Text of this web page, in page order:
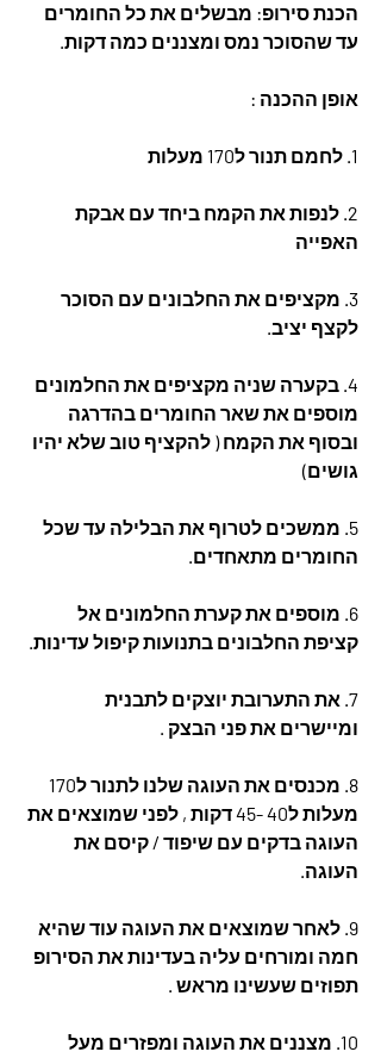
הכנת סירופ: מבשלים את כל החומרים
עד שהסוכר נמס ומצננים כמה דקות.
אופן ההכנה :
1. לחמם תנור ל170 מעלות
2. לנפות את הקמח ביחד עם אבקת
האפייה
3. מקציפים את החלבונים עם הסוכר
לקצף יציב.
4. בקערה שניה מקציפים את החלמונים
מוספים את שאר החומרים בהדרגה
ובסוף את הקמח ( להקציף טוב שלא יהיו
גושים)
5. ממשכים לטרוף את הבלילה עד שכל
החומרים מתאחדים.
6. מוספים את קערת החלמונים אל
קציפת החלבונים בתנועות קיפול עדינות.
7. את התערובת יוצקים לתבנית
ומיישרים את פני הבצק .
מעלות ל40 -45 דקות , לפני שמוצאים את
העוגה בדקים עם שיפוד / קיסם את
העוגה.
9. לאחר שמוצאים את העוגה עוד שהיא
חמה ומורחים עליה בעדינות את הסירופ
תפוזים שעשינו מראש .
10. מצננים את העוגה ומפזרים מעל